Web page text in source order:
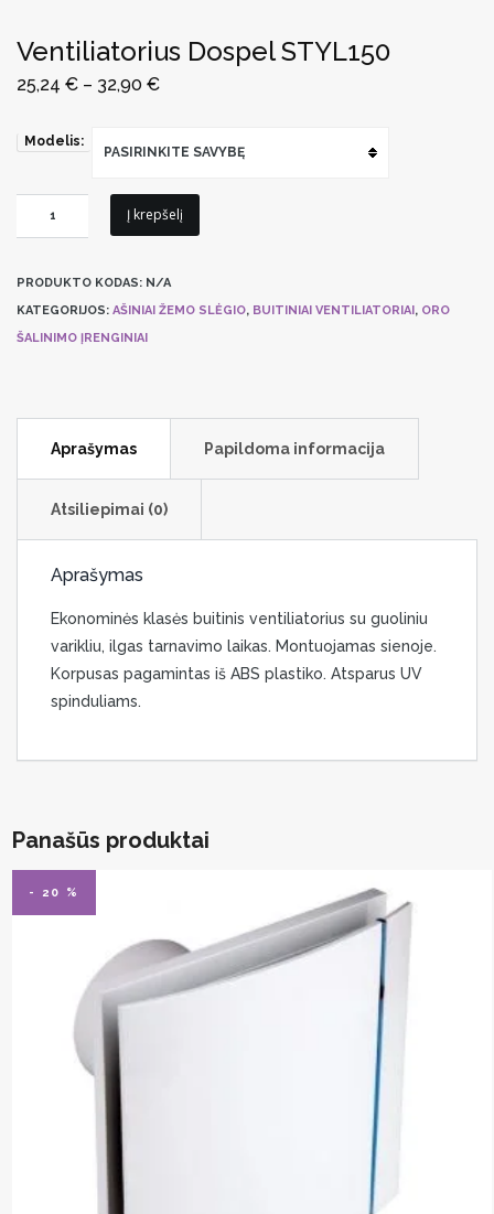
Ventiliatorius Dospel STYL150
25,24 € – 32,90 €
Modelis:
PASIRINKITE SAVYBĘ
kiekis:
Dospel
STYL150
Į krepšelį
PRODUKTO KODAS: N/A
KATEGORIJOS: AŠINIAI ŽEMO SLĖGIO, BUITINIAI VENTILIATORIAI , ORO
ŠALINIMO ĮRENGINIAI
Aprašymas Papildoma informacija
Atsiliepimai (0)
Aprašymas
Ekonominės klasės buitinis ventiliatorius su guoliniu
varikliu, ilgas tarnavimo laikas. Montuojamas sienoje.
Korpusas pagamintas iš ABS plastiko. Atsparus UV
spinduliams.
Panašūs produktai
- 20 %